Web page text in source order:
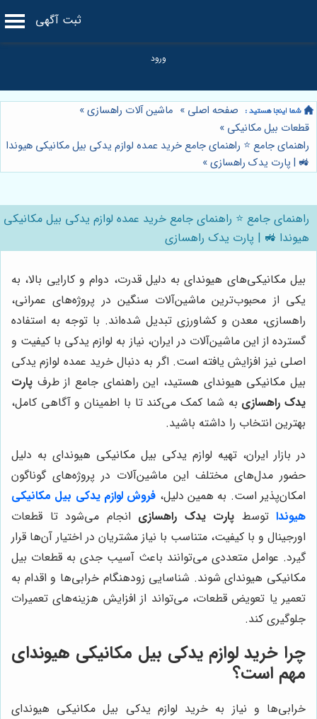
ثبت آگهی
صفحه اصلی » ماشین آلات راهسازی»
قطعات بیل مکانیکی »
راهنمای جامع ⭐️ راهنمای جامع خرید عمده لوازم یدکی بیل مکانیکی هیوندا
🚜 | پارت یدک راهسازی»
راهنمای جامع ⭐️ راهنمای جامع خرید عمده لوازم یدکی بیل مکانیکی
هیوندا 🚜 | پارت یدک راهسازی
بیل مکانیکی‌های هیوندای به دلیل قدرت، دوام و کارایی بالا، به
یکی از محبوب‌ترین ماشین‌آلات سنگین در پروژه‌های عمرانی،
راهسازی، معدن و کشاورزی تبدیل شده‌اند. با توجه به استفاده
گسترده از این ماشین‌آلات در ایران، نیاز به لوازم یدکی با کیفیت و
اصلی نیز افزایش یافته است. اگر به دنبال خرید عمده لوازم یدکی
بیل مکانیکی هیوندای هستید، این راهنمای جامع از طرف پارت
یدک راهسازی به شما کمک می‌کند تا با اطمینان و آگاهی کامل،
بهترین انتخاب را داشته باشید.
در بازار ایران، تهیه لوازم یدکی بیل مکانیکی هیوندای به دلیل
حضور مدل‌های مختلف این ماشین‌آلات در پروژه‌های گوناگون
امکان‌پذیر است. به همین دلیل، فروش لوازم یدکی بیل مکانیکی
هیوندا توسط پارت یدک راهسازی انجام می‌شود تا قطعات
اورجینال و با کیفیت، متناسب با نیاز مشتریان در اختیار آن‌ها قرار
گیرد. عوامل متعددی می‌توانند باعث آسیب جدی به قطعات بیل
مکانیکی هیوندای شوند. شناسایی زودهنگام خرابی‌ها و اقدام به
تعمیر یا تعویض قطعات، می‌تواند از افزایش هزینه‌های تعمیرات
جلوگیری کند.
چرا خرید لوازم یدکی بیل مکانیکی هیوندای
مهم است؟
خرابی‌ها و نیاز به خرید لوازم یدکی بیل مکانیکی هیوندای